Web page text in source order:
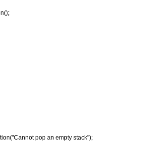
pop an empty stack");